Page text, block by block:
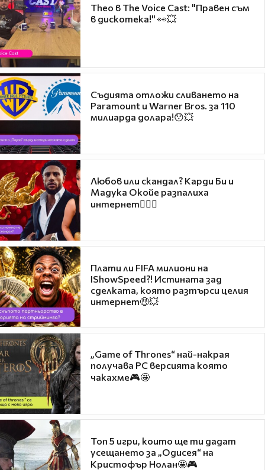
Theo в The Voice Cast: "Правен съм
в дискотека!" 👀💥
Съдията отложи сливането на
Paramount и Warner Bros. за 110
милиарда долара!😯💥
Любов или скандал? Карди Би и
Мадука Окойе разпалиха
интернет❤️‍🔥🔥
Плати ли FIFA милиони на
IShowSpeed?! Истината зад
сделката, която разтърси целия
интернет🤑💥
„Game of Thrones“ най-накрая
получава PC версията която
чакахме🎮🤩
Топ 5 игри, които ще ти дадат
усещането за „Одисея“ на
Кристофър Нолан🤩🎮